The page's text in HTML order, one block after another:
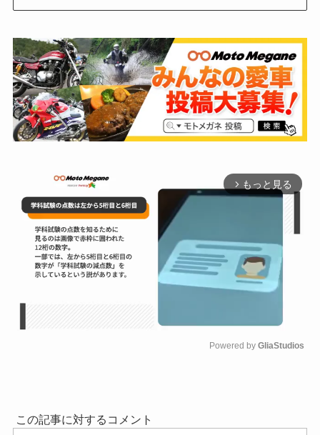
arrow_forward_ios もっと見る
Powered by GliaStudios